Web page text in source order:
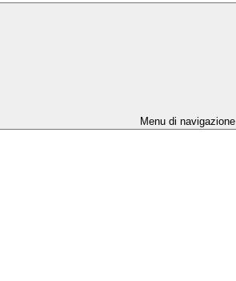
Menu di navigazione